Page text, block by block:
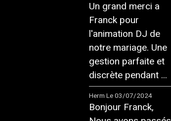
Un grand merci a
Franck pour
l'animation DJ de
notre mariage. Une
gestion parfaite et
discrète pendant ...
Herm Le 03/07/2024
Bonjour Franck,